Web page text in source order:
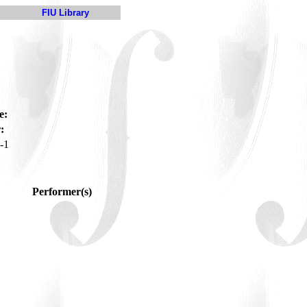
FIU Library
Performer(s)